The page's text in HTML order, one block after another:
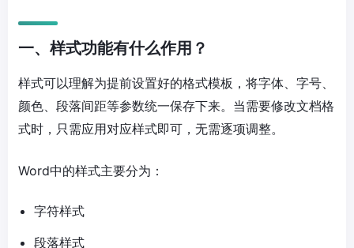
一、样式功能有什么作用？
样式可以理解为提前设置好的格式模板，将字体、字号、
颜色、段落间距等参数统一保存下来。当需要修改文档格
式时，只需应用对应样式即可，无需逐项调整。
Word中的样式主要分为：
字符样式
段落样式